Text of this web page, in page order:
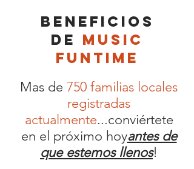
Beneficios
de Music
FunTime
Mas de 750 familias locales
registradas
actualmente...conviértete
en el próximo hoyantes de
que estemos llenos!